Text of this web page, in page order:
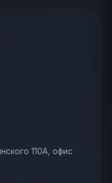
110А, офис